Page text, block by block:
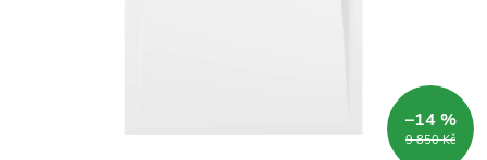
9 850 Kč
–14 %